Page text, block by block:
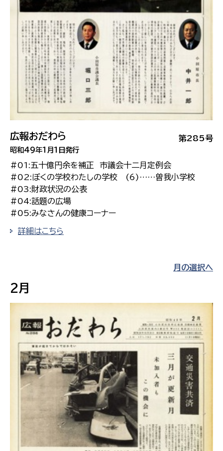
第285号
広報おだわら
昭和49年1月1日発行
#01:五十億円余を補正 市議会十二月定例会
#02:ぼくの学校わたしの学校 (6)……曽我小学校
#03:財政状況の公表
#04:話題の広場
#05:みなさんの健康コーナー
詳細はこちら
月の選択へ
2月